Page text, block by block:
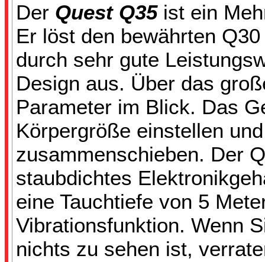
Der Quest Q35ist ein
Er löst den bewährten
durch sehr gute
Design aus. Über das
Parameter im Blick. Das
Körpergröße einstellen
zusammenschieben. Der
staubdichtes
eine Tauchtiefe von 5
Vibrationsfunktion. Wenn
nichts zu sehen ist,